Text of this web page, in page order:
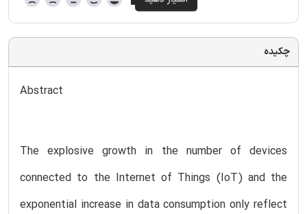
چکیده
Abstract
The explosive growth in the number of devices
connected to the Internet of Things (IoT) and the
exponential increase in data consumption only reflect